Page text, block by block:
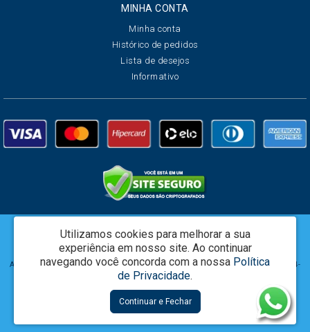
MINHA CONTA
Minha conta
Histórico de pedidos
Lista de desejos
Informativo
Creata Brasil Serviços de Marketing Ltda - CNPJ: 01.625.223/0001-07 -
www.creatalatam.com
Alameda Grajaú 60, 3o. Andar Conj.304 – Alphaville - Barueri / SP - CEP: 06454-
050
Grife Rumo © 2026
Utilizamos cookies para melhorar a sua
experiência em nosso site. Ao continuar
navegando você concorda com a nossa Política
de Privacidade.
Continuar e Fechar